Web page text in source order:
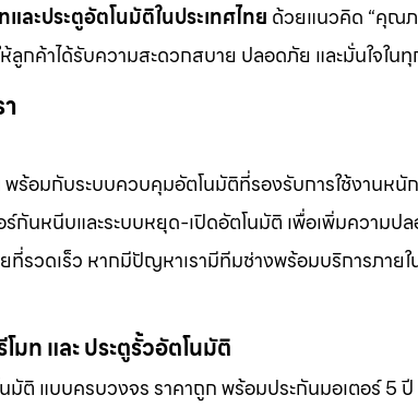
และประตูอัตโนมัติในประเทศไทย ด้วยแนวคิด “คุณภ
ลูกค้าได้รับความสะดวกสบาย ปลอดภัย และมั่นใจใ
พร้อมกับระบบควบคุมอัตโนมัติที่รองรับการใช้งานหนั
นหนีบและระบบหยุด-เปิดอัตโนมัติ เพื่อเพิ่มความป
ที่รวดเร็ว หากมีปัญหาเรามีทีมช่างพร้อมบริการภาย
มท และ ประตูรั้วอัตโนมัติ
มัติ แบบครบวงจร ราคาถูก พร้อมประกันมอเตอร์ 5 ปี